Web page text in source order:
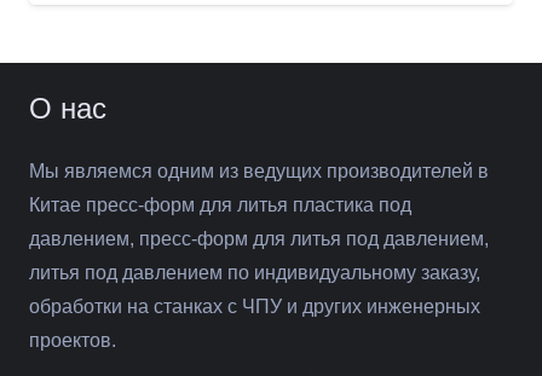
О нас
Мы являемся одним из ведущих производителей в
Китае пресс-форм для литья пластика под
давлением, пресс-форм для литья под давлением,
литья под давлением по индивидуальному заказу,
обработки на станках с ЧПУ и других инженерных
проектов.